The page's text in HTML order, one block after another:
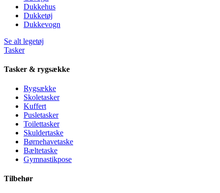
Dukkehus
Dukketøj
Dukkevogn
Se alt legetøj
Tasker
Tasker & rygsække
Rygsække
Skoletasker
Kuffert
Pusletasker
Toilettasker
Skuldertaske
Børnehavetaske
Bæltetaske
Gymnastikpose
Tilbehør